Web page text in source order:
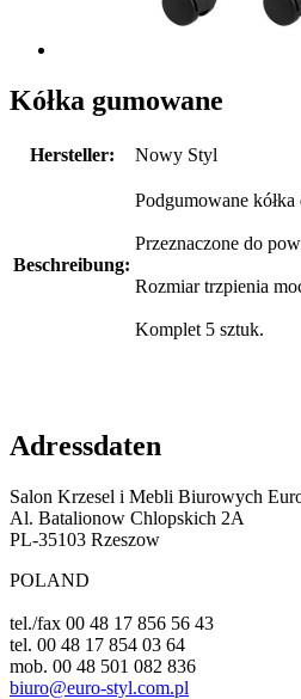
Kółka gumowane
Hersteller: Nowy Styl
Beschreibung:
Podgumowane kółka
Przeznaczone do
Rozmiar trzpienia
Komplet 5 sztuk.
Adressdaten
Salon Krzesel i Mebli Biurowych
Al. Batalionow Chlopskich 2A
PL-35103 Rzeszow
POLAND
tel./fax 00 48 17 856 56 43
tel. 00 48 17 854 03 64
mob. 00 48 501 082 836
biuro@euro-styl.com.pl